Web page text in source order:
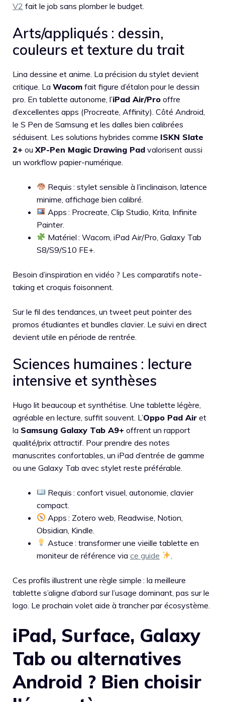
V2 fait le job sans plomber le budget.
Arts/appliqués : dessin,
couleurs et texture du trait
Lina dessine et anime. La précision du stylet devient
critique. La Wacom fait figure d’étalon pour le dessin
pro. En tablette autonome, l’iPad Air/Pro offre
d’excellentes apps (Procreate, Affinity). Côté Android,
le S Pen de Samsung et les dalles bien calibrées
séduisent. Les solutions hybrides comme ISKN Slate
2+ ou XP-Pen Magic Drawing Pad valorisent aussi
un workflow papier-numérique.
Requis : stylet sensible à l’inclinaison, latence
minime, affichage bien calibré.
Apps : Procreate, Clip Studio, Krita, Infinite
Painter.
Matériel : Wacom, iPad Air/Pro, Galaxy Tab
S8/S9/S10 FE+.
Besoin d’inspiration en vidéo ? Les comparatifs note-
taking et croquis foisonnent.
Sur le fil des tendances, un tweet peut pointer des
promos étudiantes et bundles clavier. Le suivi en direct
devient utile en période de rentrée.
Sciences humaines : lecture
intensive et synthèses
Hugo lit beaucoup et synthétise. Une tablette légère,
agréable en lecture, suffit souvent. L’Oppo Pad Air et
la Samsung Galaxy Tab A9+ offrent un rapport
qualité/prix attractif. Pour prendre des notes
manuscrites confortables, un iPad d’entrée de gamme
ou une Galaxy Tab avec stylet reste préférable.
Requis : confort visuel, autonomie, clavier
compact.
Apps : Zotero web, Readwise, Notion,
Obsidian, Kindle.
Astuce : transformer une vieille tablette en
moniteur de référence via ce guide
Ces profils illustrent une règle simple : la meilleure
tablette s’aligne d’abord sur l’usage dominant, pas sur le
logo. Le prochain volet aide à trancher par écosystème.
iPad, Surface, Galaxy
Tab ou alternatives
Android ? Bien choisir